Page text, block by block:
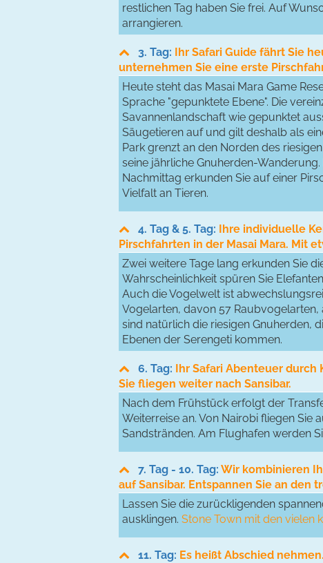
restlichen Tag haben Sie frei. Auf
arrangieren.
3. Tag: Ihr Safari Guide fährt Sie
unternehmen Sie eine erste
Heute steht das Masai Mara Game
Sprache "gepunktete Ebene". Die
Savannenlandschaft wie gepunktet
Säugetieren auf und gilt deshalb als
Park grenzt an den Norden des
seine jährliche Gnuherden-
Nachmittag erkunden Sie auf einer
Vielfalt an Tieren.
4. Tag & 5. Tag: Ihre individuelle
Pirschfahrten in der Masai Mara. Mit
Zwei weitere Tage lang erkunden Sie
Wahrscheinlichkeit spüren Sie
Auch die Vogelwelt ist
Vogelarten, davon 57
sind natürlich die riesigen Gnuherden,
Ebenen der Serengeti kommen.
6. Tag: Ihr Safari Abenteuer durch
Sie fliegen weiter nach Sansibar.
Nach dem Frühstück erfolgt der
Weiterreise an. Von Nairobi fliegen Sie
Sandstränden. Am Flughafen werden
7. Tag - 10. Tag: Wir kombinieren
auf Sansibar. Entspannen Sie an den
Lassen Sie die zurückligenden
ausklingen. Stone Town mit den vielen
11. Tag: Es heißt Abschied